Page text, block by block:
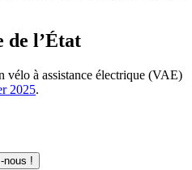
de l’État
vélo à assistance électrique (VAE)
2025.
nous !